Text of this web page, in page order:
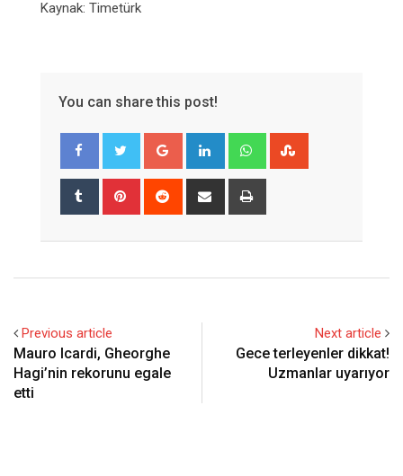
Kaynak: Timetürk
You can share this post!
Google+ LinkedIn Whatsapp
Tumblr Pinterest Reddit
Share
Previous article
Mauro Icardi, Gheorghe
Hagi’nin rekorunu egale
etti
Next article
Gece terleyenler dikkat!
Uzmanlar uyarıyor